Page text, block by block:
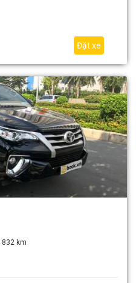
Đặt xe
832 km